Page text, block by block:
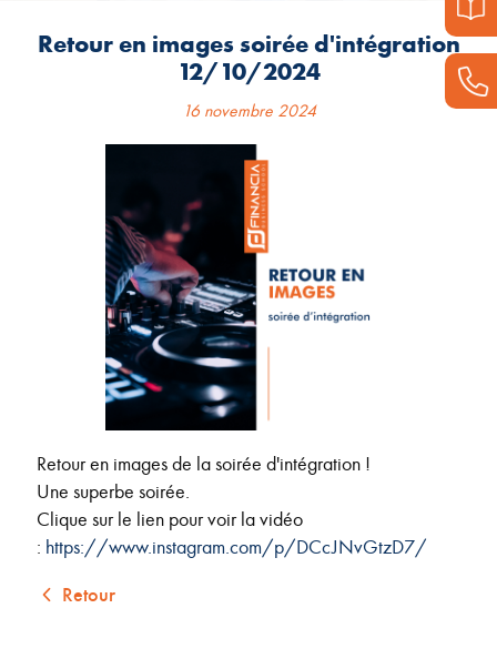
Retour en images soirée d'intégration
12/10/2024
16 novembre 2024
Retour en images de la soirée d'intégration !
Une superbe soirée.
Clique sur le lien pour voir la vidéo
: https://www.instagram.com/p/DCcJNvGtzD7/
Retour